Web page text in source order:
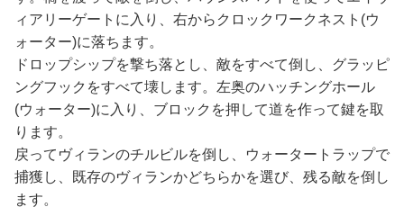
ィアリーゲートに入り、右からクロックワークネスト(ウ
ォーター)に落ちます。
ドロップシップを撃ち落とし、敵をすべて倒し、グラッピ
ングフックをすべて壊します。左奥のハッチングホール
(ウォーター)に入り、ブロックを押して道を作って鍵を取
ります。
戻ってヴィランのチルビルを倒し、ウォータートラップで
捕獲し、既存のヴィランかどちらかを選び、残る敵を倒し
ます。